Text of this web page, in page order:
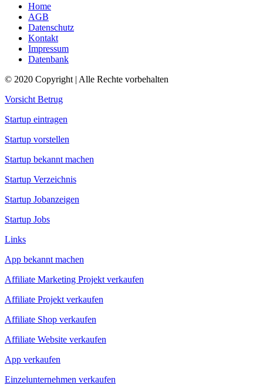
Home
AGB
Datenschutz
Kontakt
Impressum
Datenbank
© 2020 Copyright | Alle Rechte vorbehalten
Vorsicht Betrug
Startup eintragen
Startup vorstellen
Startup bekannt machen
Startup Verzeichnis
Startup Jobanzeigen
Startup Jobs
Links
App bekannt machen
Affiliate Marketing Projekt verkaufen
Affiliate Projekt verkaufen
Affiliate Shop verkaufen
Affiliate Website verkaufen
App verkaufen
Einzelunternehmen verkaufen